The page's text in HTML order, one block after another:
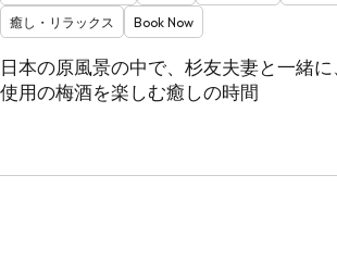
癒し・リラックス
Book Now
日本の原風景の中で、杉友夫妻と一緒
使用の梅酒を楽しむ癒しの時間